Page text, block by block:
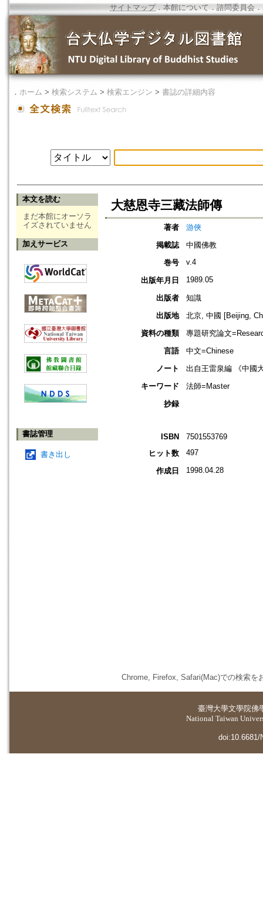
サイトマップ．本館について ． 諮問委員会 ．
． ホーム > 検索システム > 検索エンジン > 書誌の詳細内容
本文を読む
まだ本館にオーソラ
イズされていません
加えサービス
書誌管理
書き出し
大慈恩寺三藏法師傳
著者
游俠
掲載誌
中國佛教
巻号
v.4
出版年月日 1989.05
出版者
知識
出版地
北京, 中國 [Beijing,
資料の種類
專題研究論文
言語
中文=Chinese
ノート
出自王雷泉編 《中國
キーワード
法師=Master
抄録
ISBN
7501553769
ヒット数
497
作成日 1998.04.28
Chrome, Firefox, Safari(Mac)での検索を
臺灣大學文學院佛
National Taiwan
doi:10.6681/